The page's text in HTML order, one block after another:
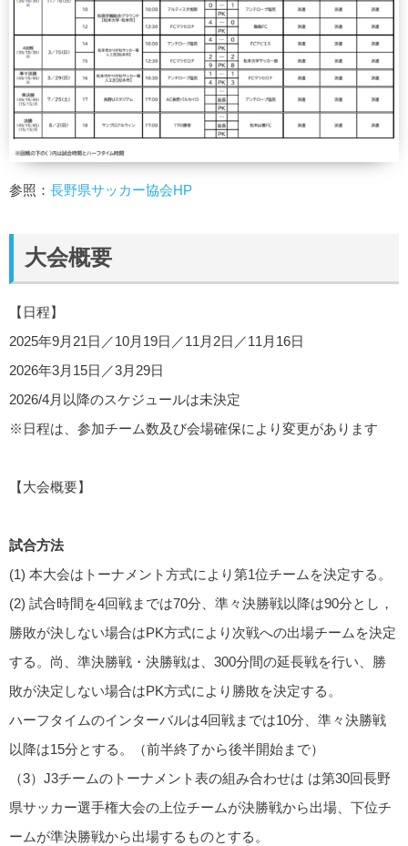
参照： 長野県サッカー協会HP
大会概要
【日程】
2025年9月21日／10月19日／11月2日／11月16日
2026年3月15日／3月29日
2026/4月以降のスケジュールは未決定
※日程は、参加チーム数及び会場確保により変更があります
【大会概要】
試合方法
(1) 本大会はトーナメント方式により第1位チームを決定する。
(2) 試合時間を4回戦までは70分、準々決勝戦以降は90分とし，
勝敗が決しない場合はPK方式により次戦への出場チームを決定
する。尚、準決勝戦・決勝戦は、300分間の延長戦を行い、勝
敗が決定しない場合はPK方式により勝敗を決定する。
ハーフタイムのインターバルは4回戦までは10分、準々決勝戦
以降は15分とする。（前半終了から後半開始まで）
（3）J3チームのトーナメント表の組み合わせは は第30回長野
県サッカー選手権大会の上位チームが決勝戦から出場、下位チ
ームが準決勝戦から出場するものとする。